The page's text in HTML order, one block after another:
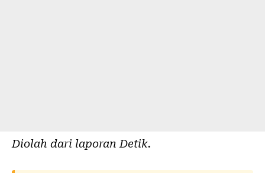
Diolah dari laporan Detik.